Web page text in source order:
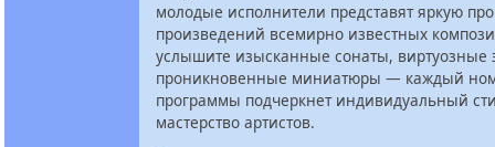
молодые исполнители представят яркую
произведений всемирно известных
услышите изысканные сонаты, виртуозные
проникновенные миниатюры — каждый
программы подчеркнет индивидуальный
мастерство артистов.